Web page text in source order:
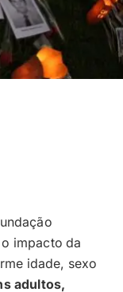
impacto da
idade, sexo
adultos,